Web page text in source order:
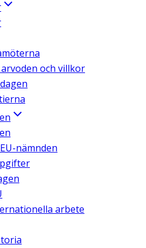
och villkor
nämnden
arbete